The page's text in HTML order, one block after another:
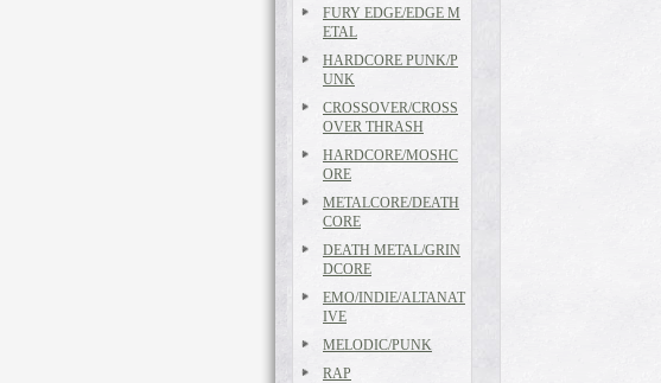
FURY EDGE/EDGE M
ETAL
HARDCORE PUNK/P
UNK
CROSSOVER/CROSS
OVER THRASH
HARDCORE/MOSHC
ORE
METALCORE/DEATH
CORE
DEATH METAL/GRIN
DCORE
EMO/INDIE/ALTANAT
IVE
MELODIC/PUNK
RAP